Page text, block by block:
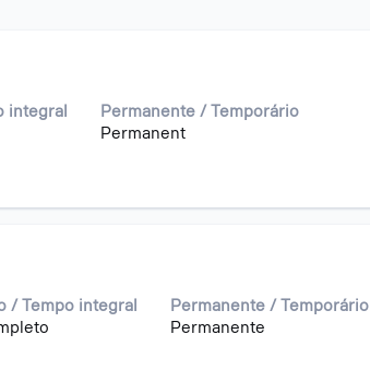
integral
Permanente / Temporário
Permanent
/ Tempo integral
Permanente / Temporário
Permanente